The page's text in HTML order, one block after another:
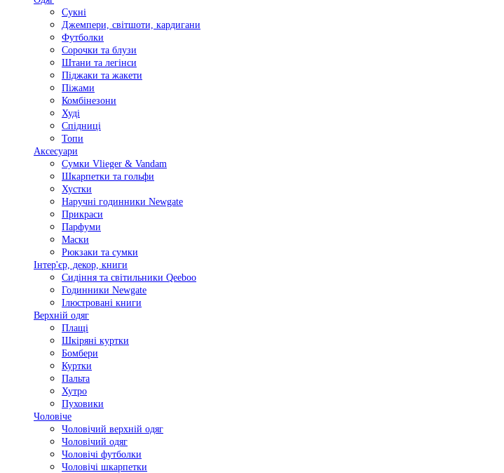
Сукні
Джемпери, світшоти, кардигани
Футболки
Сорочки та блузи
Штани та легінси
Піджаки та жакети
Піжами
Комбінезони
Худі
Спідниці
Топи
Аксесуари
Сумки Vlieger & Vandam
Шкарпетки та гольфи
Хустки
Наручні годинники Newgate
Прикраси
Парфуми
Маски
Рюкзаки та сумки
Інтер'єр, декор, книги
Сидіння та світильники Qeeboo
Годинники Newgate
Ілюстровані книги
Верхній одяг
Плащі
Шкіряні куртки
Бомбери
Куртки
Пальта
Хутро
Пуховики
Чоловіче
Чоловічий верхній одяг
Чоловічий одяг
Чоловічі футболки
Чоловічі шкарпетки